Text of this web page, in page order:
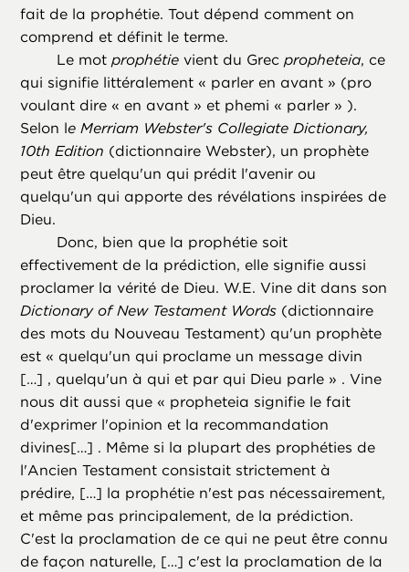
fait de la prophétie. Tout dépend comment on
comprend et définit le terme.
Le motprophétie vient du Grecpropheteia, ce
qui signifie littéralement « parler en avant » (pro
voulant dire « en avant » et phemi « parler » ).
Selon le Merriam Webster's Collegiate Dictionary,
10th Edition (dictionnaire Webster), un prophète
peut être quelqu'un qui prédit l'avenir ou
quelqu'un qui apporte des révélations inspirées de
Dieu.
Donc, bien que la prophétie soit
effectivement de la prédiction, elle signifie aussi
proclamer la vérité de Dieu. W.E. Vine dit dans son
Dictionary of New Testament Words (dictionnaire
des mots du Nouveau Testament) qu'un prophète
est « quelqu'un qui proclame un message divin
[…] , quelqu'un à qui et par qui Dieu parle » . Vine
nous dit aussi que « propheteia signifie le fait
d'exprimer l'opinion et la recommandation
divines[…] . Même si la plupart des prophéties de
l'Ancien Testament consistait strictement à
prédire, […] la prophétie n'est pas nécessairement,
et même pas principalement, de la prédiction.
C'est la proclamation de ce qui ne peut être connu
de façon naturelle, […] c'est la proclamation de la